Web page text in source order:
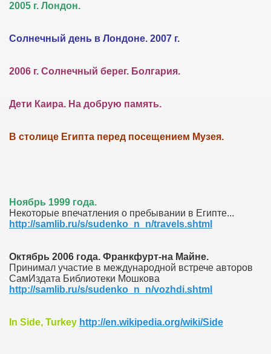
2005 г. Лондон.
Солнечный день в Лондоне. 2007 г.
2006 г. Солнечный берег. Болгария.
Дети Каира. На добрую память.
В столице Египта перед посещением Музея.
Ноябрь 1999 года.
Некоторые впечатления о пребывании в Египте...
http://samlib.ru/s/sudenko_n_n/travels.shtml
Октябрь 2006 года. Франкфурт-на Майне.
Принимал участие в международной встрече авторов
СамИздата Библиотеки Мошкова
http://samlib.ru/s/sudenko_n_n/vozhdi.shtml
In Side, Turkey http://en.wikipedia.org/wiki/Side